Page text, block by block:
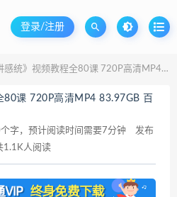
登录/注册
》视频教程全80课 720P高清MP4 83.97GB 百度网盘 JZ38922
80课 720P高清MP4 83.97GB 百
字，预计阅读时间需要7分钟
发布
1.1K人阅读